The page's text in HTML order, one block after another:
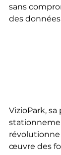
sans
des
VizioPark,
révolutionne
œuvre des